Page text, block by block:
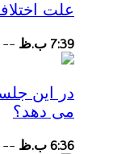
علت
7:39 ب.ظ --
در این
می دهد؟
6:36 ب.ظ --